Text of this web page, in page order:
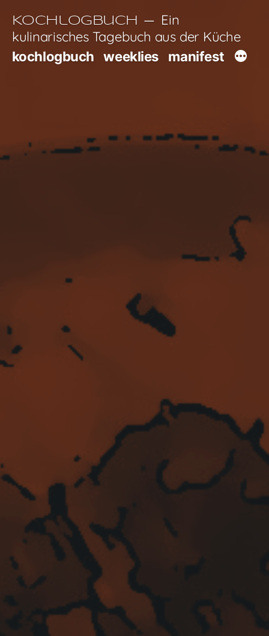
Inhalt
springen
Kochlogbuch
Ein
kulinarisches Tagebuch aus der Küche
kochlogbuch weeklies manifest